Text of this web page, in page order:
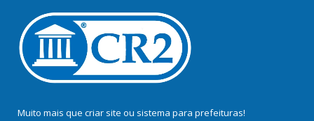
Muito mais que criar site ou sistema para prefeituras!